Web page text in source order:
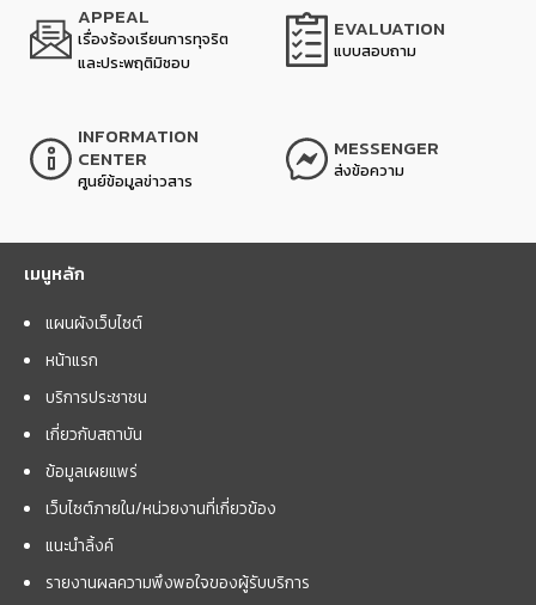
APPEAL
เรื่องร้องเรียนการทุจริต
และประพฤติมิชอบ
EVALUATION
แบบสอบถาม
INFORMATION
CENTER
ศูนย์ข้อมูลข่าวสาร
MESSENGER
ส่งข้อความ
เมนูหลัก
แผนผังเว็บไซต์
หน้าแรก
บริการประชาชน
เกี่ยวกับสถาบัน
ข้อมูลเผยแพร่
เว็บไซต์ภายใน/หน่วยงานที่เกี่ยวข้อง
แนะนำลิ้งค์
รายงานผลความพึงพอใจของผู้รับบริการ